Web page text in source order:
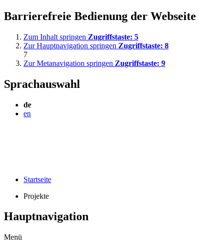
Barrierefreie Bedienung der Webseite
Zum Inhalt springen Zugriffstaste: 5
Zur Hauptnavigation springen Zugriffstaste: 8
7
Zur Metanavigation springen Zugriffstaste: 9
Sprachauswahl
de
en
Startseite
Projekte
Hauptnavigation
Menü